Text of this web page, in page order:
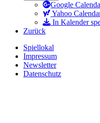
Google
Yahoo
In Kalender
Zurück
Spiellokal
Impressum
Newsletter
Datenschutz